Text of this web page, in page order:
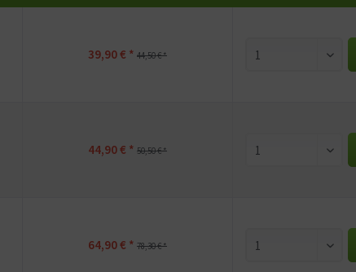
39,90 € * 44,50 € *
44,90 € * 50,50 € *
64,90 € * 78,30 € *